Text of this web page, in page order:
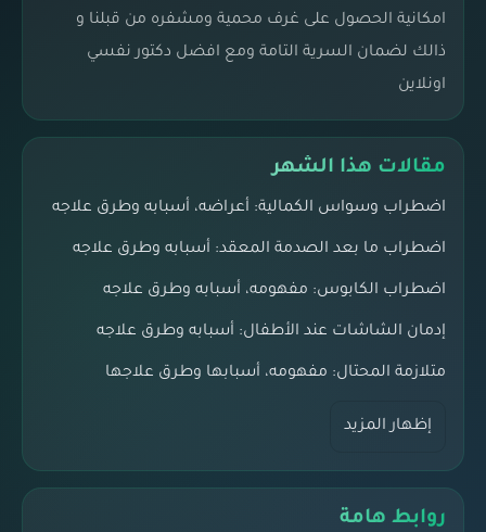
امكانية الحصول على غرف محمية ومشفره من قبلنا و
ذالك لضمان السرية التامة ومع افضل دكتور نفسي
اونلاين
مقالات هذا الشهر
اضطراب وسواس الكمالية: أعراضه، أسبابه وطرق علاجه
اضطراب ما بعد الصدمة المعقد: أسبابه وطرق علاجه
اضطراب الكابوس: مفهومه، أسبابه وطرق علاجه
إدمان الشاشات عند الأطفال: أسبابه وطرق علاجه
متلازمة المحتال: مفهومه، أسبابها وطرق علاجها
إظهار المزيد
روابط هامة